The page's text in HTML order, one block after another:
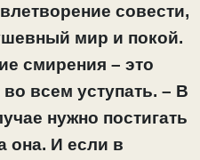
совести,
мир и покой.
смирения – это
всем уступать. – В
нужно постигать
она. И если в